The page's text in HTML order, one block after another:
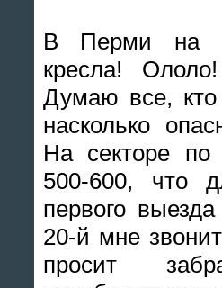
В Перми на
кресла!
Думаю все,
насколько
На секторе по
500-600, что
первого
20-й мне
просит